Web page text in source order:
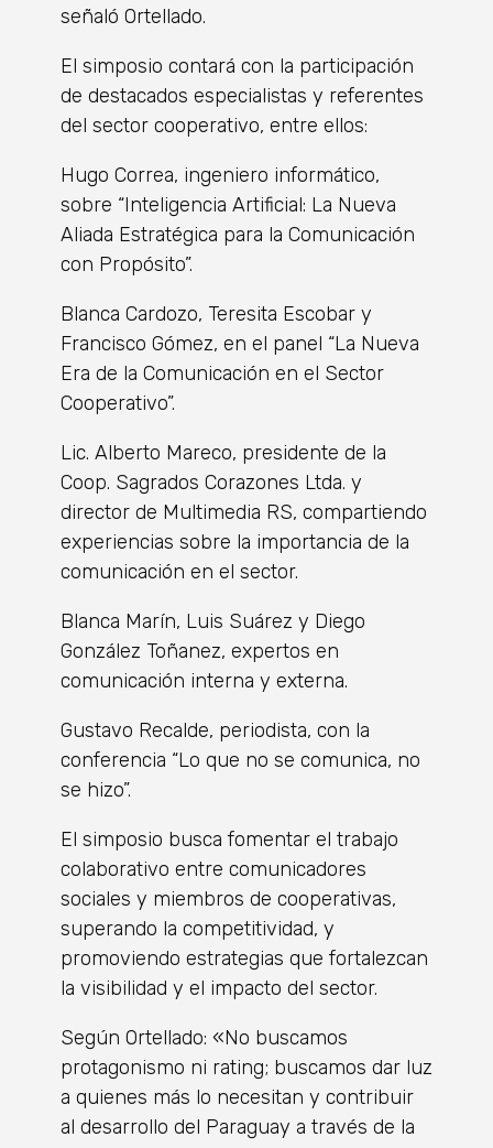
señaló Ortellado.
El simposio contará con la participación
de destacados especialistas y referentes
del sector cooperativo, entre ellos:
Hugo Correa, ingeniero informático,
sobre “Inteligencia Artificial: La Nueva
Aliada Estratégica para la Comunicación
con Propósito”.
Blanca Cardozo, Teresita Escobar y
Francisco Gómez, en el panel “La Nueva
Era de la Comunicación en el Sector
Cooperativo”.
Lic. Alberto Mareco, presidente de la
Coop. Sagrados Corazones Ltda. y
director de Multimedia RS, compartiendo
experiencias sobre la importancia de la
comunicación en el sector.
Blanca Marín, Luis Suárez y Diego
González Toñanez, expertos en
comunicación interna y externa.
Gustavo Recalde, periodista, con la
conferencia “Lo que no se comunica, no
se hizo”.
El simposio busca fomentar el trabajo
colaborativo entre comunicadores
sociales y miembros de cooperativas,
superando la competitividad, y
promoviendo estrategias que fortalezcan
la visibilidad y el impacto del sector.
Según Ortellado: «No buscamos
protagonismo ni rating; buscamos dar luz
a quienes más lo necesitan y contribuir
al desarrollo del Paraguay a través de la